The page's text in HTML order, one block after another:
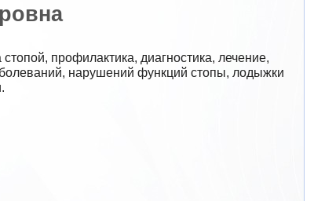
профилактика, диагностика, лечение,
нарушений функций стопы, лодыжки